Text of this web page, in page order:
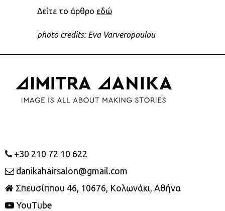
Δείτε το άρθρο εδώ
photo credits: Eva Varveropoulou
+30 210 72 10 622
danikahairsalon@gmail.com
Σπευσίππου 46, 10676, Κολωνάκι, Αθήνα
YouTube